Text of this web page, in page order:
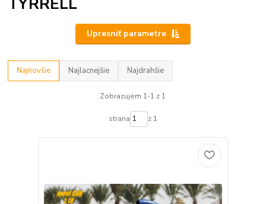
Upresniť parametre
Najnovšie Najlacnejšie Najdrahšie
Zobrazujem 1-1 z 1
strana z 1